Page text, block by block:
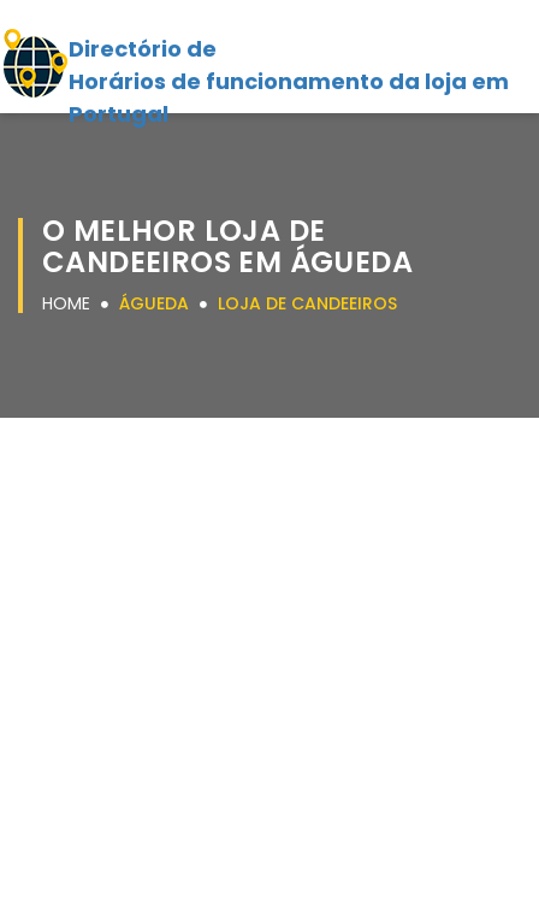
Directório de
Horários de funcionamento da loja em
Portugal
O MELHOR LOJA DE
CANDEEIROS EM ÁGUEDA
HOME ÁGUEDA LOJA DE CANDEEIROS